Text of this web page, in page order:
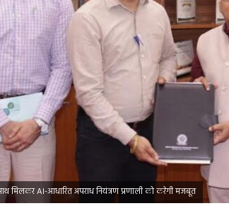
मिलकर AI-आधारित अपराध नियंत्रण प्रणाली को करेगी मजबूत